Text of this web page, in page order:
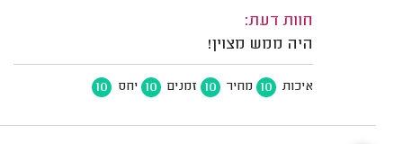
חוות דעת:
היה ממש מצוין!
איכות 10 מחיר 10 זמנים 10 יחס 10